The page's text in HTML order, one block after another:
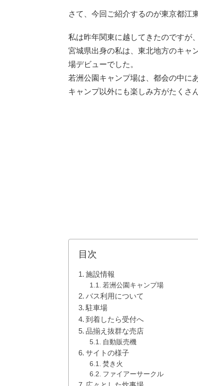
さて、今回ご紹介するのが東京都江
私は昨年関東に越してきたのですが
宮城県出身の私は、東北地方のキャ
場デビューでした。
若洲公園キャンプ場は、都会の中に
キャンプ以外にも楽しみ方がたくさ
目次
施設情報
若洲公園キャンプ場
バス利用について
駐車場
到着したら受付へ
品揃え抜群な売店
自動販売機
サイトの様子
焚き火
ファイアーサークル